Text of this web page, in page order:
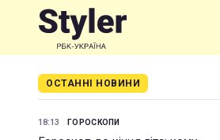
ОСТАННІ НОВИНИ
18:13 ГОРОСКОПИ